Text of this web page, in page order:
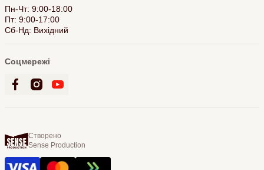
Пн-Чт: 9:00-18:00
Пт: 9:00-17:00
Сб-Нд: Вихідний
Соцмережі
Створено
Sense Production